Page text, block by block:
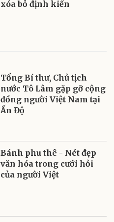
xóa bỏ định kiến
Tổng Bí thư, Chủ tịch
nước Tô Lâm gặp gỡ cộng
đồng người Việt Nam tại
Ấn Độ
Bánh phu thê - Nét đẹp
văn hóa trong cưới hỏi
của người Việt